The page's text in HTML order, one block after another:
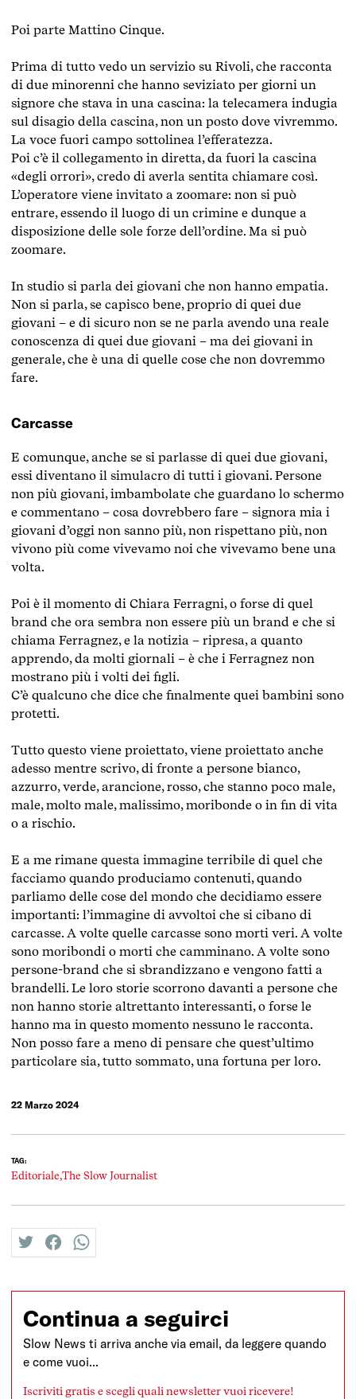
Poi parte Mattino Cinque.
Prima di tutto vedo un servizio su Rivoli, che racconta
di due minorenni che hanno seviziato per giorni un
signore che stava in una cascina: la telecamera indugia
sul disagio della cascina, non un posto dove vivremmo.
La voce fuori campo sottolinea l’efferatezza.
Poi c’è il collegamento in diretta, da fuori la cascina
«degli orrori», credo di averla sentita chiamare così.
L’operatore viene invitato a zoomare: non si può
entrare, essendo il luogo di un crimine e dunque a
disposizione delle sole forze dell’ordine. Ma si può
zoomare.
In studio si parla dei giovani che non hanno empatia.
Non si parla, se capisco bene, proprio di quei due
giovani – e di sicuro non se ne parla avendo una reale
conoscenza di quei due giovani – ma dei giovani in
generale, che è una di quelle cose che non dovremmo
fare.
Carcasse
E comunque, anche se si parlasse di quei due giovani,
essi diventano il simulacro di tutti i giovani. Persone
non più giovani, imbambolate che guardano lo schermo
e commentano – cosa dovrebbero fare – signora mia i
giovani d’oggi non sanno più, non rispettano più, non
vivono più come vivevamo noi che vivevamo bene una
volta.
Poi è il momento di Chiara Ferragni, o forse di quel
brand che ora sembra non essere più un brand e che si
chiama Ferragnez, e la notizia – ripresa, a quanto
apprendo, da molti giornali – è che i Ferragnez non
mostrano più i volti dei figli.
C’è qualcuno che dice che finalmente quei bambini sono
protetti.
Tutto questo viene proiettato, viene proiettato anche
adesso mentre scrivo, di fronte a persone bianco,
azzurro, verde, arancione, rosso, che stanno poco male,
male, molto male, malissimo, moribonde o in fin di vita
o a rischio.
E a me rimane questa immagine terribile di quel che
facciamo quando produciamo contenuti, quando
parliamo delle cose del mondo che decidiamo essere
importanti: l’immagine di avvoltoi che si cibano di
carcasse. A volte quelle carcasse sono morti veri. A volte
sono moribondi o morti che camminano. A volte sono
persone-brand che si sbrandizzano e vengono fatti a
brandelli. Le loro storie scorrono davanti a persone che
non hanno storie altrettanto interessanti, o forse le
hanno ma in questo momento nessuno le racconta.
Non posso fare a meno di pensare che quest’ultimo
particolare sia, tutto sommato, una fortuna per loro.
22 Marzo 2024
TAG:
Editoriale,The Slow Journalist
twitterfacebookwhatsapp
Continua a seguirci
Slow News ti arriva anche via email, da leggere quando
e come vuoi...
Iscriviti gratis e scegli quali newsletter vuoi ricevere!